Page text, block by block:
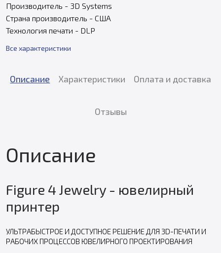
Производитель - 3D Systems
Страна производитель - США
Технология печати - DLP
Все характеристики
Описание Характеристики Оплата и доставка
Отзывы
Описание
Figure 4 Jewelry - ювелирный
принтер
УЛЬТРАБЫСТРОЕ И ДОСТУПНОЕ РЕШЕНИЕ ДЛЯ 3D-ПЕЧАТИ И
РАБОЧИХ ПРОЦЕССОВ ЮВЕЛИРНОГО ПРОЕКТИРОВАНИЯ